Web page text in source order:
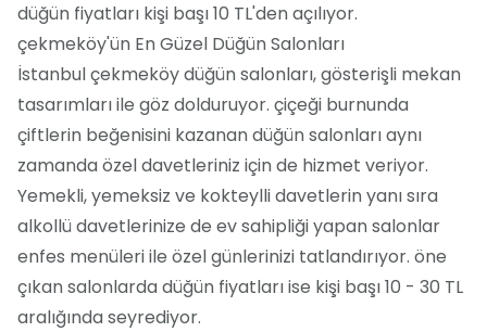
düğün fiyatları kişi başı 10 TL'den açılıyor.
çekmeköy'ün En Güzel Düğün Salonları
İstanbul çekmeköy düğün salonları, gösterişli mekan
tasarımları ile göz dolduruyor. çiçeği burnunda
çiftlerin beğenisini kazanan düğün salonları aynı
zamanda özel davetleriniz için de hizmet veriyor.
Yemekli, yemeksiz ve kokteylli davetlerin yanı sıra
alkollü davetlerinize de ev sahipliği yapan salonlar
enfes menüleri ile özel günlerinizi tatlandırıyor. öne
çıkan salonlarda düğün fiyatları ise kişi başı 10 - 30 TL
aralığında seyrediyor.